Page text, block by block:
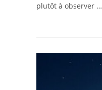
plutôt à observer …